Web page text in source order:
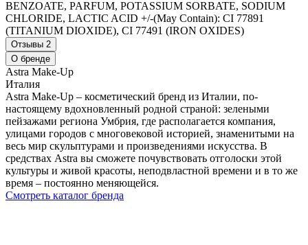
BENZOATE, PARFUM, POTASSIUM SORBATE, SODIUM
CHLORIDE, LACTIC ACID +/-(May Contain): CI 77891
(TITANIUM DIOXIDE), CI 77491 (IRON OXIDES)
Отзывы 2
О бренде
Astra Make-Up
Италия
Astra Make-Up – косметический бренд из Италии, по-
настоящему вдохновленный родной страной: зелеными
пейзажами региона Умбрия, где располагается компания,
улицами городов с многовековой историей, знаменитыми на
весь мир скульптурами и произведениями искусства. В
средствах Astra вы сможете почувствовать отголоски этой
культуры и живой красоты, неподвластной времени и в то же
время – постоянно меняющейся.
Смотреть каталог бренда